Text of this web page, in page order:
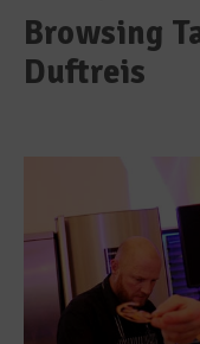
Browsing
Duftreis